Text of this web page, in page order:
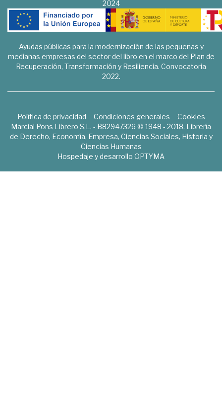
2024
Ayudas públicas para la modernización de las pequeñas y
medianas empresas del sector del libro en el marco del Plan de
Recuperación, Transformación y Resiliencia. Convocatoria
2022.
Política de privacidad Condiciones generales
Cookies
Marcial Pons Librero S.L. - B82947326 © 1948 - 2018. Librería
de Derecho, Economía, Empresa, Ciencias Sociales, Historia y
Ciencias Humanas
Hospedaje y desarrollo OPTYMA